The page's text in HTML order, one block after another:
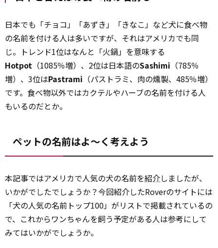
日本でも「チョコ」「あずき」「きなこ」など犬に食べ物
の名前を付ける人は多いですが、それはアメリカでも同
じ。トレンド1位はなんと「火鍋」を意味する
Hotpot （1085％増）、2位は日本語のSashimi （785％
増）、3位はPastrami （パストラミ、肉の燻製、485％増）
です。食べ物以外ではカクテルやハーブの名前を付ける人
もいるのだとか。
ペットの名前はよ～く考えよう
本記事ではアメリカで人気の犬の名前を紹介しましたが、
いかがでしたでしょうか？今回紹介したRoverのサイトには
「犬の人気の名前トップ100」がリストで掲載されているの
で、これからワンちゃんを飼う予定がある人は参考にして
みてはいかがでしょうか。